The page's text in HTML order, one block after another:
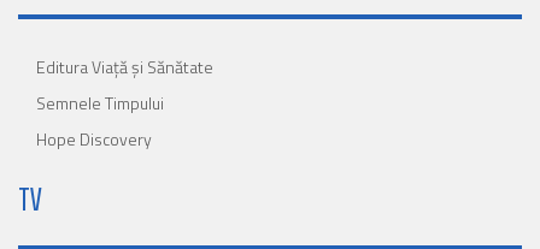
Editura Viaţă şi Sănătate
Semnele Timpului
Hope Discovery
TV